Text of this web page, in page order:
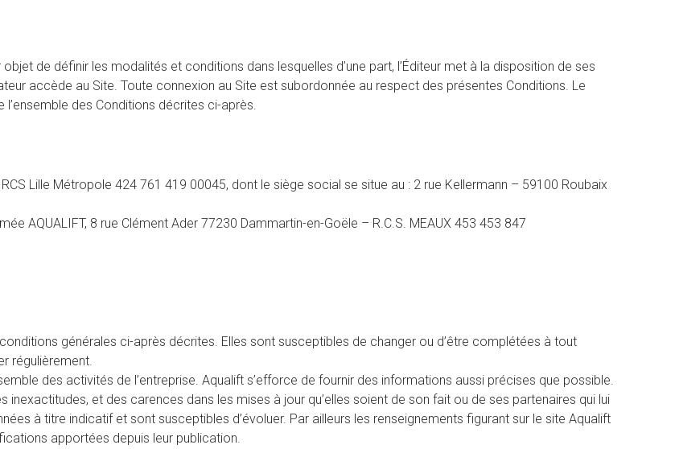
de définir les modalités et conditions dans lesquelles d’une part, l’Éditeur met à la disposition de ses
accède au Site. Toute connexion au Site est subordonnée au respect des présentes Conditions. Le
l’ensemble des Conditions décrites ci-après.
Lille Métropole 424 761 419 00045, dont le siège social se situe au : 2 rue Kellermann – 59100 Roubaix
AQUALIFT, 8 rue Clément Ader 77230 Dammartin-en-Goële – R.C.S. MEAUX 453 453 847
générales ci-après décrites. Elles sont susceptibles de changer ou d’être complétées à tout
régulièrement.
des activités de l’entreprise. Aqualift s’efforce de fournir des informations aussi précises que possible.
et des carences dans les mises à jour qu’elles soient de son fait ou de ses partenaires qui lui
à titre indicatif et sont susceptibles d’évoluer. Par ailleurs les renseignements figurant sur le site Aqualift
apportées depuis leur publication.